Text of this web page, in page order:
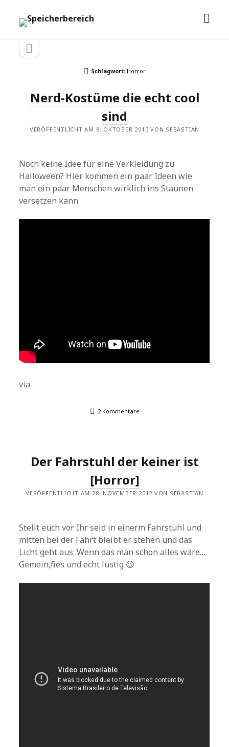
Speicherbereich
Seitenleiste
Seitenleiste
öffnen
Schlagwort: Horror
Nerd-Kostüme die echt cool
sind
VERÖFFENTLICHT AM 8. OKTOBER 2013 VON SEBASTIAN
Noch keine Idee für eine Verkleidung zu
Halloween? Hier kommen ein paar Ideen wie
man ein paar Menschen wirklich ins Staunen
versetzen kann.
via
2 Kommentare
Der Fahrstuhl der keiner ist
[Horror]
VERÖFFENTLICHT AM 28. NOVEMBER 2012 VON SEBASTIAN
Stellt euch vor Ihr seid in einerm Fahrstuhl und
mitten bei der Fahrt bleibt er stehen und das
Licht geht aus. Wenn das man schon alles wäre…
Gemein,fies und echt lustig 😉